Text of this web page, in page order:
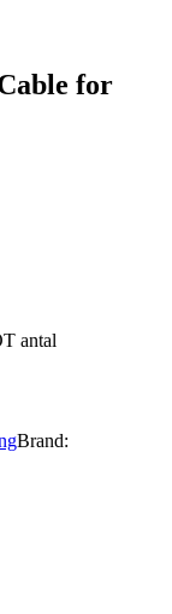
for
antal
Brand: